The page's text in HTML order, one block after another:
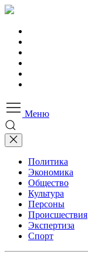
Меню
Политика
Экономика
Общество
Культура
Персоны
Происшествия
Экспертиза
Спорт